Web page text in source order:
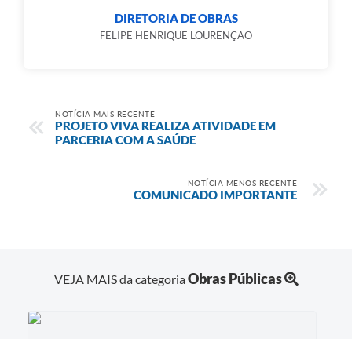
DIRETORIA DE OBRAS
FELIPE HENRIQUE LOURENÇÃO
NOTÍCIA MAIS RECENTE
PROJETO VIVA REALIZA ATIVIDADE EM
PARCERIA COM A SAÚDE
NOTÍCIA MENOS RECENTE
COMUNICADO IMPORTANTE
VEJA MAIS da categoriaObras Públicas